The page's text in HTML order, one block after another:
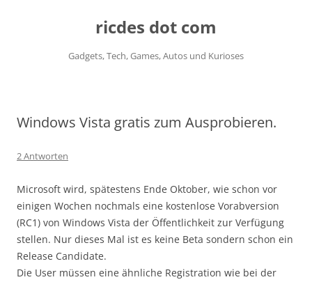
ricdes dot com
Gadgets, Tech, Games, Autos und Kurioses
Windows Vista gratis zum Ausprobieren.
2 Antworten
Microsoft wird, spätestens Ende Oktober, wie schon vor
einigen Wochen nochmals eine kostenlose Vorabversion
(RC1) von Windows Vista der Öffentlichkeit zur Verfügung
stellen. Nur dieses Mal ist es keine Beta sondern schon ein
Release Candidate.
Die User müssen eine ähnliche Registration wie bei der